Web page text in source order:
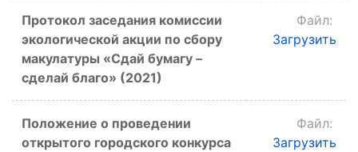
Протокол заседания комиссии
экологической акции по сбору
макулатуры «Сдай бумагу –
сделай благо» (2021)
Файл:
Загрузить
Положение о проведении
открытого городского конкурса
Файл:
Загрузить